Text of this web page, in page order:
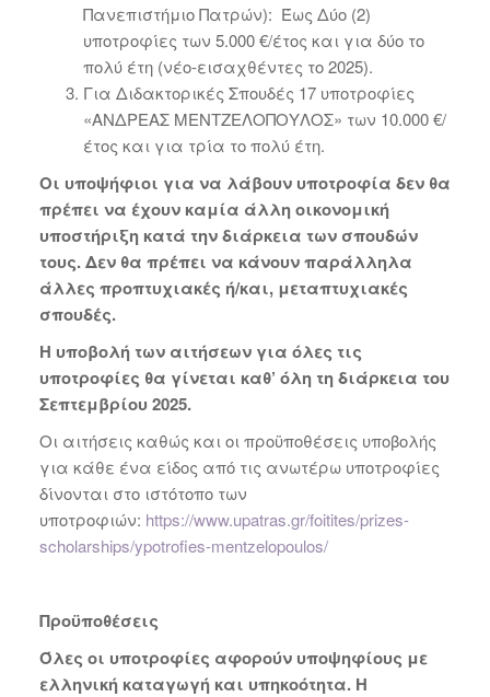
Πανεπιστήμιο Πατρών): Έως Δύο (2)
υποτροφίες των 5.000 €/έτος και για δύο το
πολύ έτη (νέο-εισαχθέντες το 2025).
Για Διδακτορικές Σπουδές 17 υποτροφίες
«ΑΝΔΡΕΑΣ ΜΕΝΤΖΕΛΟΠΟΥΛΟΣ» των 10.000 €/
έτος και για τρία το πολύ έτη.
Οι υποψήφιοι για να λάβουν υποτροφία δεν θα
πρέπει να έχουν καμία άλλη οικονομική
υποστήριξη κατά την διάρκεια των σπουδών
τους. Δεν θα πρέπει να κάνουν παράλληλα
άλλες προπτυχιακές ή/και, μεταπτυχιακές
σπουδές.
Η υποβολή των αιτήσεων για όλες τις
υποτροφίες θα γίνεται καθ’ όλη τη διάρκεια του
Σεπτεμβρίου 2025.
Οι αιτήσεις καθώς και οι προϋποθέσεις υποβολής
για κάθε ένα είδος από τις ανωτέρω υποτροφίες
δίνονται στο ιστότοπο των
υποτροφιών: https://www.upatras.gr/foitites/prizes-
scholarships/ypotrofies-mentzelopoulos/
Προϋποθέσεις
Όλες οι υποτροφίες αφορούν υποψηφίους με
ελληνική καταγωγή και υπηκοότητα. Η